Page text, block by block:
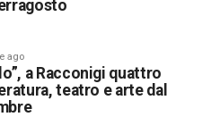
ago
a Racconigi quattro
teatro e arte dal